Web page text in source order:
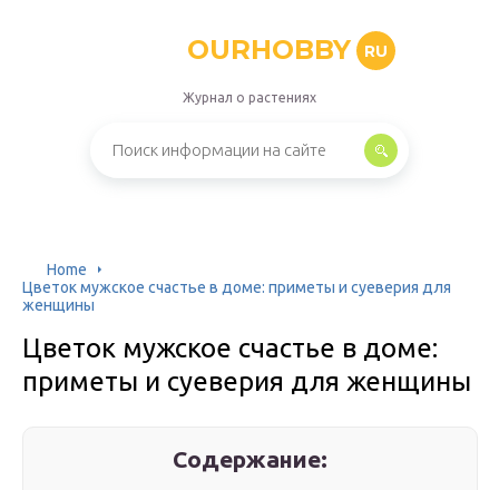
OURHOBBY RU
Журнал о растениях
Home
Цветок мужское счастье в доме: приметы и суеверия для
женщины
Цветок мужское счастье в доме:
приметы и суеверия для женщины
Содержание: